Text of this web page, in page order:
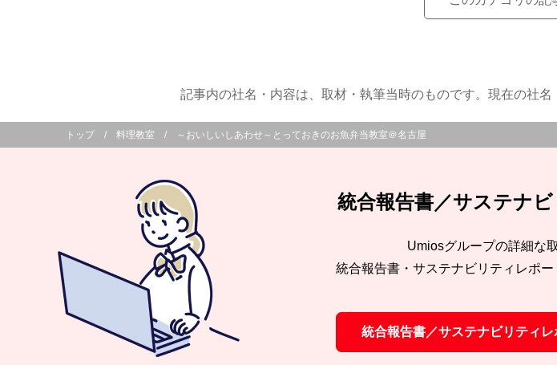
記事内の社名・内容は、取材・執筆当時のものです。現在の社
トップ 料理教室 ～おいしいしあわせ～とっておきのお魚弁当教室＠名古屋
統合報告書／サステナ
Umiosグループの詳細な
統合報告書・サステナビリティレポー
統合報告書／サステナビリティ